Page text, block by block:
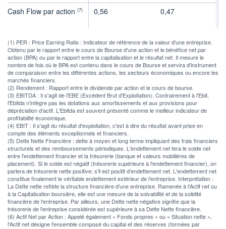
Cash Flow par action (7) 0,56 0,47
(1) PER : Price Earning Ratio : Indicateur de référence de la valeur d'une entreprise.
Obtenu par le rapport entre le cours de Bourse d'une action et le bénéfice net par
action (BPA) ou par le rapport entre la capitalisation et le résultat net. Il mesure le
nombre de fois où le BPA est contenu dans le cours de Bourse et servira d'instrument
de comparaison entre les différentes actions, les secteurs économiques ou encore les
marchés financiers.
(2) Rendement : Rapport entre le dividende par action et le cours de bourse.
(3) EBITDA : Il s'agit de l'EBE (Excédent Brut d'Exploitation). Contrairement à l'Ebit,
l'Ebitda n'intègre pas les dotations aux amortissements et aux provisions pour
dépréciation d'actif. L'Ebitda est souvent présenté comme le meilleur indicateur de
profitabilité économique.
(4) EBIT : Il s'agit du résultat d'exploitation, c'est à dire du résultat avant prise en
compte des éléments exceptionnels et financiers.
(5) Dette Nette Financière : dette à moyen et long terme impliquant des frais financiers
structurels et des remboursements périodiques. L'endettement net fera le solde net
entre l'endettement financier et la trésorerie (banque et valeurs mobilières de
placement). Si le solde est négatif (trésorerie supérieure à l'endettement financier), on
parlera de trésorerie nette positive; s'il est positif d'endettement net. L'endettement net
constitue finalement le véritable endettement extérieur de l'entreprise. Interprétation :
La Dette nette reflète la structure financière d'une entreprise. Ramenée à l'Actif net ou
à la Capitalisation boursière, elle est une mesure de la solvabilité et de la solidité
financière de l'entreprise. Par ailleurs, une Dette nette négative signifie que la
trésorerie de l'entreprise considérée est supérieure à sa Dette Nette financière.
(6) Actif Net par Action : Appelé également « Fonds propres » ou « Situation nette »,
l'Actif net désigne l'ensemble composé du capital et des réserves (formées par